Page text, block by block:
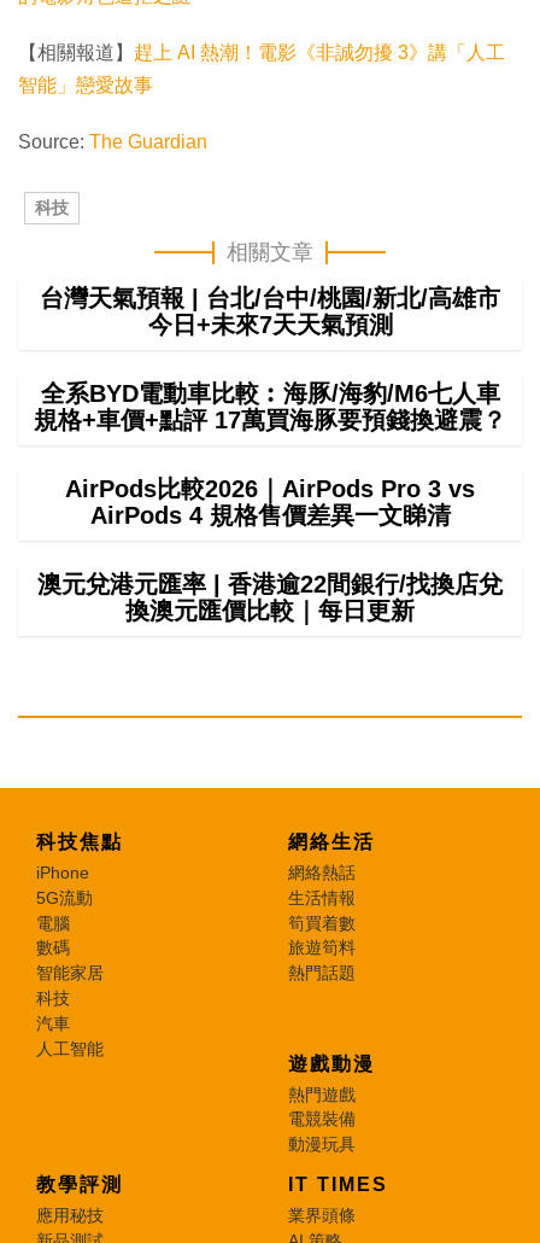
【相關報道】 趕上 AI 熱潮！電影《非誠勿擾 3》講「人工
智能」戀愛故事
Source: The Guardian
科技
相關文章
台灣天氣預報 | 台北/台中/桃園/新北/高雄市
今日+未來7天天氣預測
全系BYD電動車比較︰海豚/海豹/M6七人車
規格+車價+點評 17萬買海豚要預錢換避震？
AirPods比較2026｜AirPods Pro 3 vs
AirPods 4 規格售價差異一文睇清
澳元兌港元匯率 | 香港逾22間銀行/找換店兌
換澳元匯價比較｜每日更新
科技焦點
iPhone
5G流動
電腦
數碼
智能家居
科技
汽車
人工智能
網絡生活
網絡熱話
生活情報
筍買着數
旅遊筍料
熱門話題
遊戲動漫
熱門遊戲
電競裝備
動漫玩具
教學評測
應用秘技
IT TIMES
業界頭條